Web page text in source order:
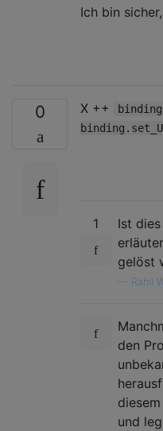
Ich bin
0 X ++
1
Ist
gelöst
Rahil
den
und